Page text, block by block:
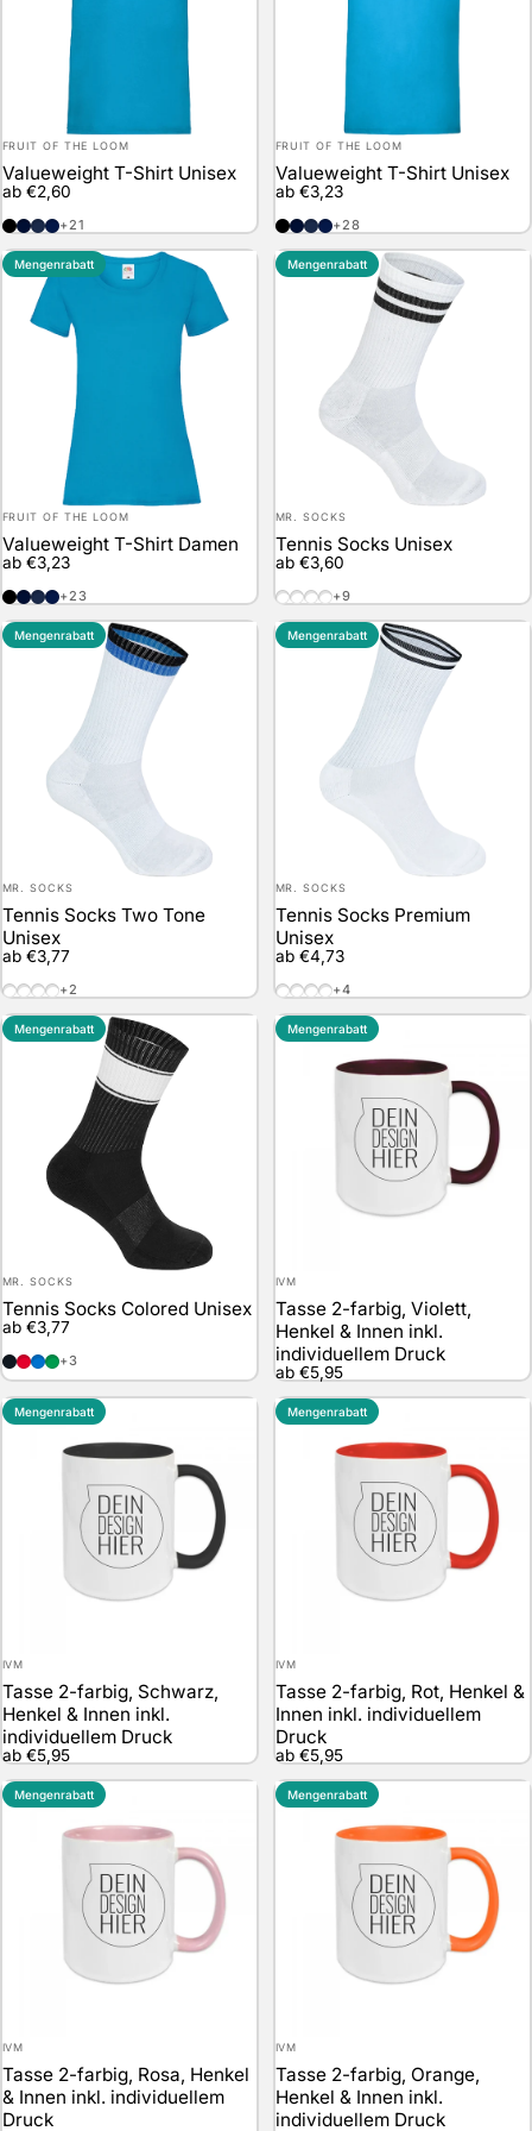
Anbieter:
FRUIT OF THE LOOM
Valueweight T-Shirt Unisex
ab €2,60
Black
Deep Navy
Navy
Vintage Heather Navy
+21
Anbieter:
FRUIT OF THE LOOM
Valueweight T-Shirt Unisex
ab €3,23
Black
Deep Navy
Navy
Vintage Heather Navy
+28
Mengenrabatt
Anbieter:
FRUIT OF THE LOOM
Valueweight T-Shirt Damen
ab €3,23
Black
Deep Navy
Navy
Vintage Heather Navy
+23
Mengenrabatt
Anbieter:
MR. SOCKS
Tennis Socks Unisex
ab €3,60
White / White
White / Black
White / Red
White / Blue
+9
Mengenrabatt
Anbieter:
MR. SOCKS
Tennis Socks Two Tone
Unisex
ab €3,77
White / Black / Red
White / Black / Blue
White / Black / Green
White / Black / Yellow
+2
Mengenrabatt
Anbieter:
MR. SOCKS
Tennis Socks Premium
Unisex
ab €4,73
White / White
White / Black
White / Navy
White / Red
+4
Mengenrabatt
Anbieter:
MR. SOCKS
Tennis Socks Colored Unisex
ab €3,77
Black / White
Red / White
Blue / White
Green / White
+3
Mengenrabatt
Anbieter:
IVM
Tasse 2-farbig, Violett,
Henkel & Innen inkl.
individuellem Druck
ab €5,95
Mengenrabatt
Anbieter:
IVM
Tasse 2-farbig, Schwarz,
Henkel & Innen inkl.
individuellem Druck
ab €5,95
Mengenrabatt
Anbieter:
IVM
Tasse 2-farbig, Rot, Henkel &
Innen inkl. individuellem
Druck
ab €5,95
Mengenrabatt
Anbieter:
IVM
Tasse 2-farbig, Rosa, Henkel
& Innen inkl. individuellem
Druck
Mengenrabatt
Anbieter:
IVM
Tasse 2-farbig, Orange,
Henkel & Innen inkl.
individuellem Druck